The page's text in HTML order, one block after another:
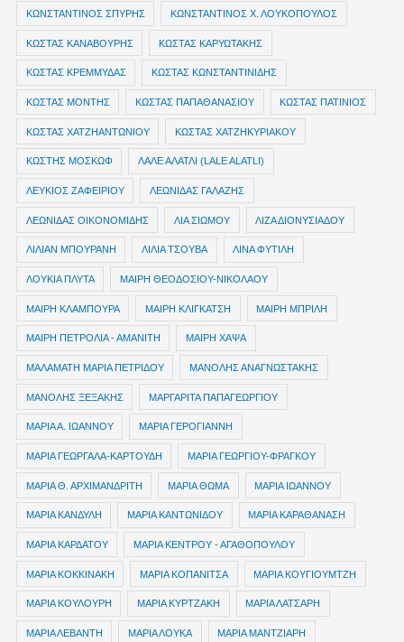
ΚΩΝΣΤΑΝΤΙΝΟΣ ΣΠΥΡΗΣ ΚΩΝΣΤΑΝΤΙΝΟΣ Χ. ΛΟΥΚΟΠΟΥΛΟΣ
ΚΩΣΤΑΣ ΚΑΝΑΒΟΥΡΗΣ ΚΩΣΤΑΣ ΚΑΡΥΩΤΑΚΗΣ
ΚΩΣΤΑΣ ΚΡΕΜΜΥΔΑΣ ΚΩΣΤΑΣ ΚΩΝΣΤΑΝΤΙΝΙΔΗΣ
ΚΩΣΤΑΣ ΜΟΝΤΗΣ ΚΩΣΤΑΣ ΠΑΠΑΘΑΝΑΣΙΟΥ ΚΩΣΤΑΣ ΠΑΤΙΝΙΟΣ
ΚΩΣΤΑΣ ΧΑΤΖΗΑΝΤΩΝΙΟΥ ΚΩΣΤΑΣ ΧΑΤΖΗΚΥΡΙΑΚΟΥ
ΚΩΣΤΗΣ ΜΟΣΚΩΦ ΛΑΛΕ ΑΛΑΤΛΙ (LALE ALATLI)
ΛΕΥΚΙΟΣ ΖΑΦΕΙΡΙΟΥ ΛΕΩΝΙΔΑΣ ΓΑΛΑΖΗΣ
ΛΕΩΝΙΔΑΣ ΟΙΚΟΝΟΜΙΔΗΣ ΛΙΑ ΣΙΩΜΟΥ ΛΙΖΑ ΔΙΟΝΥΣΙΑΔΟΥ
ΛΙΛΙΑΝ ΜΠΟΥΡΑΝΗ ΛΙΛΙΑ ΤΣΟΥΒΑ ΛΙΝΑ ΦΥΤΙΛΗ
ΛΟΥΚΙΑ ΠΛΥΤΑ ΜΑΙΡΗ ΘΕΟΔΟΣΙΟΥ-ΝΙΚΟΛΑΟΥ
ΜΑΙΡΗ ΚΛΑΜΠΟΥΡΑ ΜΑΙΡΗ ΚΛΙΓΚΑΤΣΗ ΜΑΙΡΗ ΜΠΡΙΛΗ
ΜΑΙΡΗ ΠΕΤΡΟΛΙΑ - ΑΜΑΝΙΤΗ ΜΑΙΡΗ ΧΑΨΑ
ΜΑΛΑΜΑΤΗ ΜΑΡΙΑ ΠΕΤΡΙΔΟΥ ΜΑΝΟΛΗΣ ΑΝΑΓΝΩΣΤΑΚΗΣ
ΜΑΝΟΛΗΣ ΞΕΞΑΚΗΣ ΜΑΡΓΑΡΙΤΑ ΠΑΠΑΓΕΩΡΓΙΟΥ
ΜΑΡΙΑ Α. ΙΩΑΝΝΟΥ ΜΑΡΙΑ ΓΕΡΟΓΙΑΝΝΗ
ΜΑΡΙΑ ΓΕΩΡΓΑΛΑ-ΚΑΡΤΟΥΔΗ ΜΑΡΙΑ ΓΕΩΡΓΙΟΥ-ΦΡΑΓΚΟΥ
ΜΑΡΙΑ Θ. ΑΡΧΙΜΑΝΔΡΙΤΗ ΜΑΡΙΑ ΘΩΜΑ ΜΑΡΙΑ ΙΩΑΝΝΟΥ
ΜΑΡΙΑ ΚΑΝΔΥΛΗ ΜΑΡΙΑ ΚΑΝΤΩΝΙΔΟΥ ΜΑΡΙΑ ΚΑΡΑΘΑΝΑΣΗ
ΜΑΡΙΑ ΚΑΡΔΑΤΟΥ ΜΑΡΙΑ ΚΕΝΤΡΟΥ - ΑΓΑΘΟΠΟΥΛΟΥ
ΜΑΡΙΑ ΚΟΚΚΙΝΑΚΗ ΜΑΡΙΑ ΚΟΠΑΝΙΤΣΑ ΜΑΡΙΑ ΚΟΥΓΙΟΥΜΤΖΗ
ΜΑΡΙΑ ΚΟΥΛΟΥΡΗ ΜΑΡΙΑ ΚΥΡΤΖΑΚΗ ΜΑΡΙΑ ΛΑΤΣΑΡΗ
ΜΑΡΙΑ ΛΕΒΑΝΤΗ ΜΑΡΙΑ ΛΟΥΚΑ ΜΑΡΙΑ ΜΑΝΤΖΙΑΡΗ